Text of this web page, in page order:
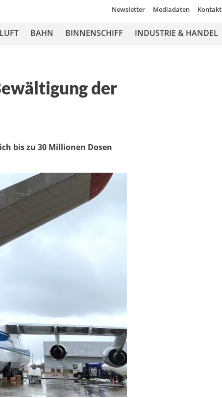
Newsletter Mediadaten Kontakt
LUFT BAHN BINNENSCHIFF INDUSTRIE & HANDEL
der
bis zu 30 Millionen Dosen